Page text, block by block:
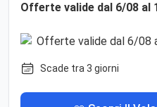
Offerte valide dal 6/08 al
Scade tra 3 giorni